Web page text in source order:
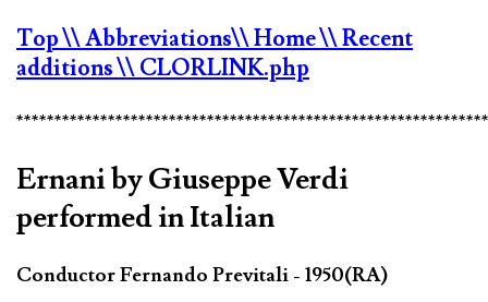
Top\\ Abbreviations\\ Home\\ Recent
additions\\ CLORLINK.php
Ernani by Giuseppe Verdi
performed in Italian
Conductor Fernando Previtali - 1950(RA)